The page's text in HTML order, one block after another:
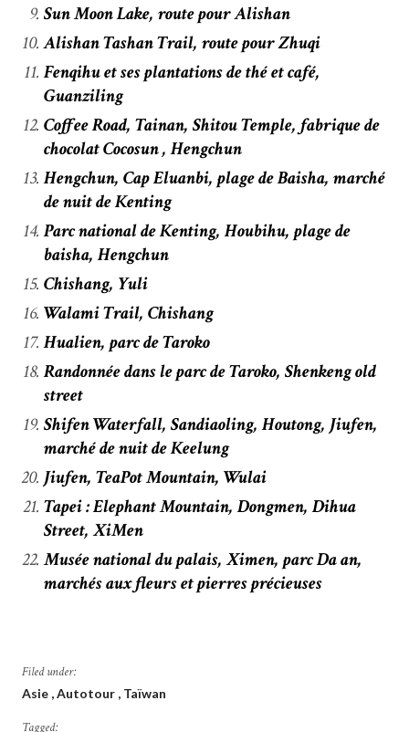
Sun Moon Lake, route pour Alishan
Alishan Tashan Trail, route pour Zhuqi
Fenqihu et ses plantations de thé et café,
Guanziling
Coffee Road, Tainan, Shitou Temple, fabrique de
chocolat Cocosun , Hengchun
Hengchun, Cap Eluanbi, plage de Baisha, marché
de nuit de Kenting
Parc national de Kenting, Houbihu, plage de
baisha, Hengchun
Chishang, Yuli
Walami Trail, Chishang
Hualien, parc de Taroko
Randonnée dans le parc de Taroko, Shenkeng old
street
Shifen Waterfall, Sandiaoling, Houtong, Jiufen,
marché de nuit de Keelung
Jiufen, TeaPot Mountain, Wulai
Tapei : Elephant Mountain, Dongmen, Dihua
Street, XiMen
Musée national du palais, Ximen, parc Da an,
marchés aux fleurs et pierres précieuses
Filed under:
Asie Autotour Taïwan
Tagged: